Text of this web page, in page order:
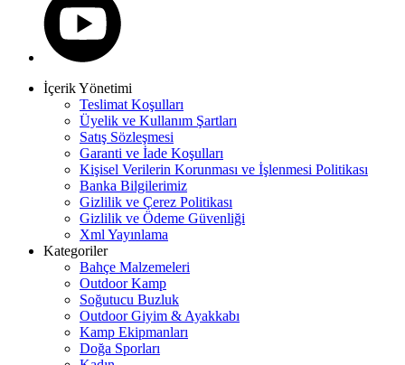
İçerik Yönetimi
Teslimat Koşulları
Üyelik ve Kullanım Şartları
Satış Sözleşmesi
Garanti ve İade Koşulları
Kişisel Verilerin Korunması ve İşlenmesi Politikası
Banka Bilgilerimiz
Gizlilik ve Çerez Politikası
Gizlilik ve Ödeme Güvenliği
Xml Yayınlama
Kategoriler
Bahçe Malzemeleri
Outdoor Kamp
Soğutucu Buzluk
Outdoor Giyim & Ayakkabı
Kamp Ekipmanları
Doğa Sporları